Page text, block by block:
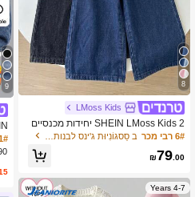
8
LMoss Kids
SHEIN LMoss Kids 2 יחידות מכנסיים
ארוכים רחבים מבד ג'ינס ורוד & לבן לבנו
6# רבי מכר
₪79.00
4-7 Years
9
1# רבי
90+